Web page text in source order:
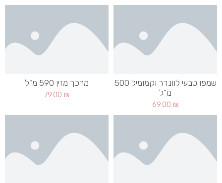
שמפו טבעי לוונדר וקמומיל 500
מ"ל
69.00 ₪
מרכך מזין 590 מ"ל
79.00 ₪